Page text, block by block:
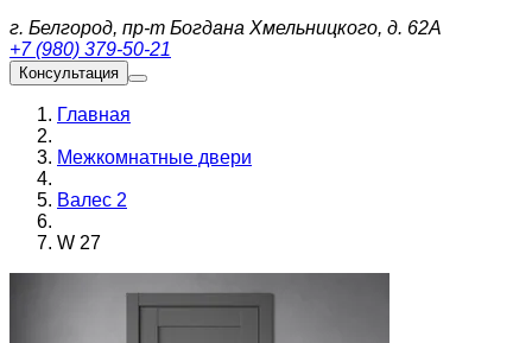
г. Белгород, пр-т Богдана Хмельницкого, д. 62А
+7 (980) 379-50-21
Консультация
Главная
Межкомнатные двери
Валес 2
W 27